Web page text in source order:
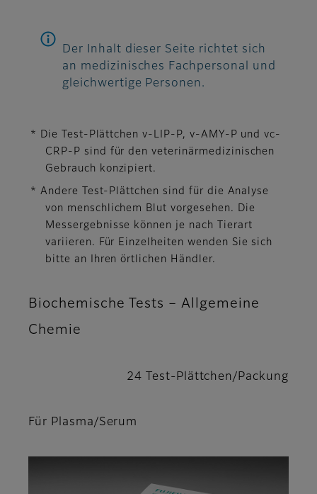
Der Inhalt dieser Seite richtet sich
an medizinisches Fachpersonal und
gleichwertige Personen.
* Die Test-Plättchen v-LIP-P, v-AMY-P und vc-
CRP-P sind für den veterinärmedizinischen
Gebrauch konzipiert.
* Andere Test-Plättchen sind für die Analyse
von menschlichem Blut vorgesehen. Die
Messergebnisse können je nach Tierart
variieren. Für Einzelheiten wenden Sie sich
bitte an Ihren örtlichen Händler.
Biochemische Tests – Allgemeine
Chemie
24 Test-Plättchen/Packung
Für Plasma/Serum